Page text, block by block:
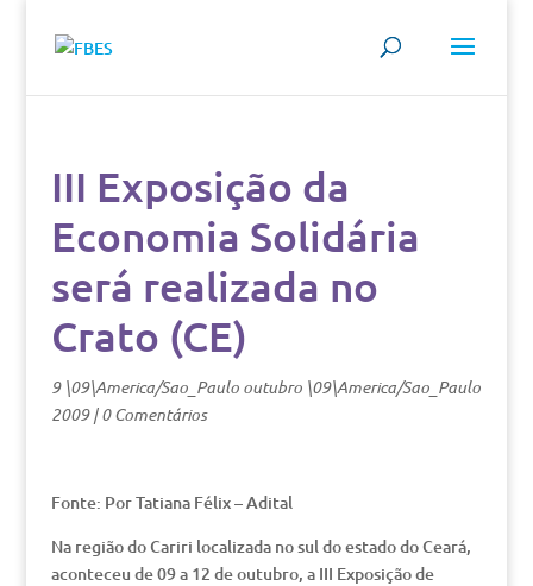
III Exposição da
Economia Solidária
será realizada no
Crato (CE)
9 \09\America/Sao_Paulo outubro \09\America/Sao_Paulo
2009|0 Comentários
Fonte: Por Tatiana Félix – Adital
Na região do Cariri localizada no sul do estado do Ceará,
aconteceu de 09 a 12 de outubro, a III Exposição de